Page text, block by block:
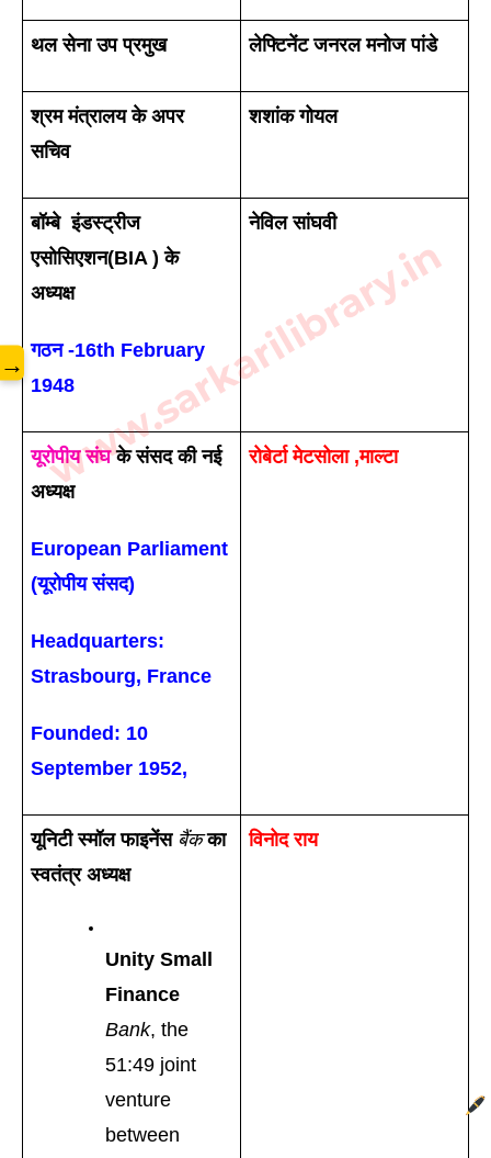
थल सेना उप प्रमुख लेफ्टिनेंट जनरल मनोज पांडे
श्रम मंत्रालय के अपर
सचिव
शशांक गोयल
बॉम्बे  इंडस्ट्रीज
एसोसिएशन(BIA ) के
अध्यक्ष
गठन -16th February
1948
नेविल सांघवी
यूरोपीय संघ के संसद की नई
अध्यक्ष
European Parliament
(यूरोपीय संसद)
Headquarters:
Strasbourg, France
Founded: 10
September 1952,
रोबेर्टा मेटसोला ,माल्टा
यूनिटी स्मॉल फाइनेंस बैंक का
स्वतंत्र अध्यक्ष
Unity Small
Finance
Bank, the
51:49 joint
venture
विनोद राय
www.sarkarilibrary.in
→